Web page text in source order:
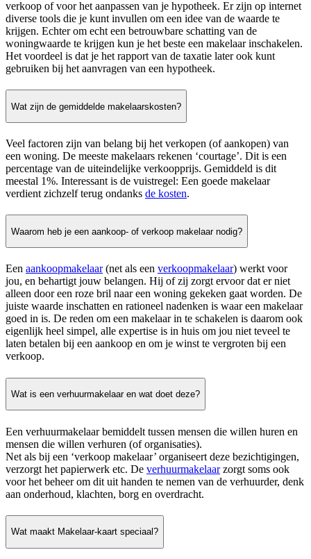
verkoop of voor het aanpassen van je hypotheek. Er zijn op internet
diverse tools die je kunt invullen om een idee van de waarde te
krijgen. Echter om echt een betrouwbare schatting van de
woningwaarde te krijgen kun je het beste een makelaar inschakelen.
Het voordeel is dat je het rapport van de taxatie later ook kunt
gebruiken bij het aanvragen van een hypotheek.
Wat zijn de gemiddelde makelaarskosten?
Veel factoren zijn van belang bij het verkopen (of aankopen) van
een woning. De meeste makelaars rekenen ‘courtage’. Dit is een
percentage van de uiteindelijke verkoopprijs. Gemiddeld is dit
meestal 1%. Interessant is de vuistregel: Een goede makelaar
verdient zichzelf terug ondanks de kosten.
Waarom heb je een aankoop- of verkoop makelaar nodig?
Een aankoopmakelaar(net als een verkoopmakelaar) werkt voor
jou, en behartigt jouw belangen. Hij of zij zorgt ervoor dat er niet
alleen door een roze bril naar een woning gekeken gaat worden. De
juiste waarde inschatten en rationeel nadenken is waar een makelaar
goed in is. De reden om een makelaar in te schakelen is daarom ook
eigenlijk heel simpel, alle expertise is in huis om jou niet teveel te
laten betalen bij een aankoop en om je winst te vergroten bij een
verkoop.
Wat is een verhuurmakelaar en wat doet deze?
Een verhuurmakelaar bemiddelt tussen mensen die willen huren en
mensen die willen verhuren (of organisaties).
Net als bij een ‘verkoop makelaar’ organiseert deze bezichtigingen,
verzorgt het papierwerk etc. De verhuurmakelaarzorgt soms ook
voor het beheer om dit uit handen te nemen van de verhuurder, denk
aan onderhoud, klachten, borg en overdracht.
Wat maakt Makelaar-kaart speciaal?